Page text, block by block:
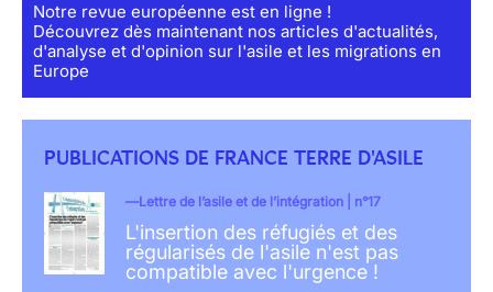
Notre revue européenne est en ligne !
Découvrez dès maintenant nos articles d'actualités,
d'analyse et d'opinion sur l'asile et les migrations en
Europe
PUBLICATIONS DE FRANCE TERRE D'ASILE
Lettre de l’asile et de l’intégration | n°17
L'insertion des réfugiés et des
régularisés de l'asile n'est pas
compatible avec l'urgence !